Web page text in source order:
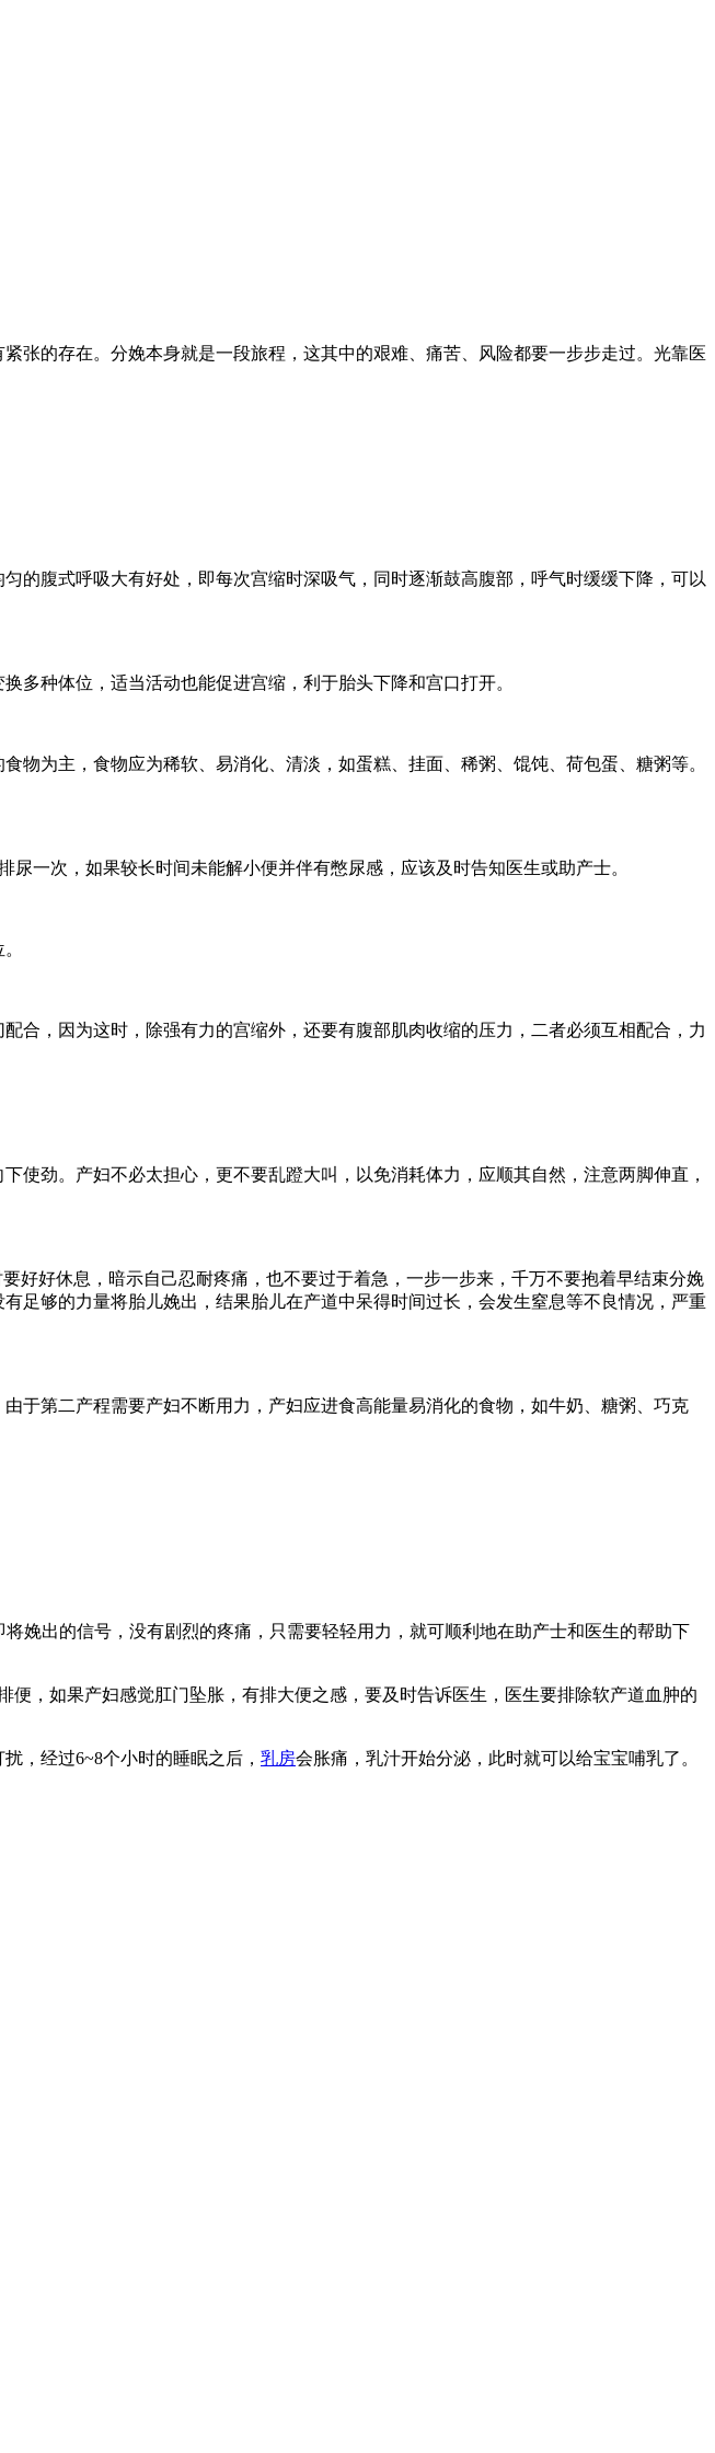
的存在。分娩本身就是一段旅程，这其中的艰难、痛苦、风险都要一步步走过。光靠医
腹式呼吸大有好处，即每次宫缩时深吸气，同时逐渐鼓高腹部，呼气时缓缓下降，可以
种体位，适当活动也能促进宫缩，利于胎头下降和宫口打开。
为主，食物应为稀软、易消化、清淡，如蛋糕、挂面、稀粥、馄饨、荷包蛋、糖粥等。
次，如果较长时间未能解小便并伴有憋尿感，应该及时告知医生或助产士。
，因为这时，除强有力的宫缩外，还要有腹部肌肉收缩的压力，二者必须互相配合，力
劲。产妇不必太担心，更不要乱蹬大叫，以免消耗体力，应顺其自然，注意两脚伸直，
好休息，暗示自己忍耐疼痛，也不要过于着急，一步一步来，千万不要抱着早结束分娩
足够的力量将胎儿娩出，结果胎儿在产道中呆得时间过长，会发生窒息等不良情况，严重
第二产程需要产妇不断用力，产妇应进食高能量易消化的食物，如牛奶、糖粥、巧克
出的信号，没有剧烈的疼痛，只需要轻轻用力，就可顺利地在助产士和医生的帮助下
如果产妇感觉肛门坠胀，有排大便之感，要及时告诉医生，医生要排除软产道血肿的
，经过6~8个小时的睡眠之后， 乳房会胀痛，乳汁开始分泌，此时就可以给宝宝哺乳了。